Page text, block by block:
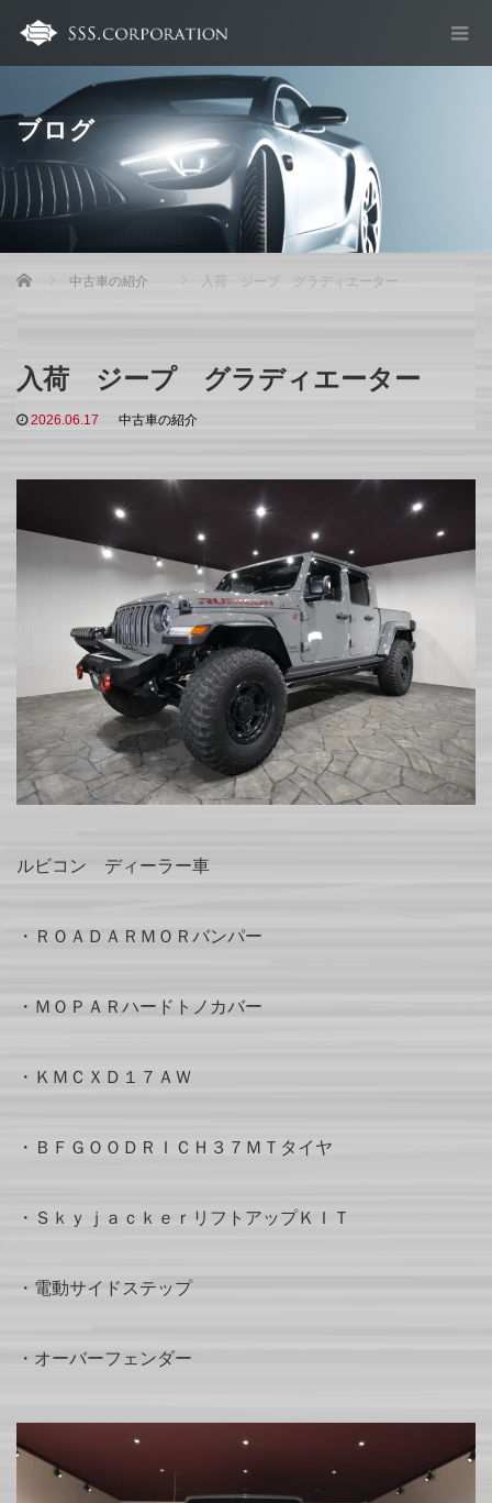
ブログ
Home 中古車の紹介 入荷 ジープ グラディエーター
入荷 ジープ グラディエーター
2026.06.17 中古車の紹介
ルビコン ディーラー車
・ＲＯＡＤＡＲＭＯＲバンパー
・ＭＯＰＡＲハードトノカバー
・ＫＭＣＸＤ１７ＡＷ
・ＢＦＧＯＯＤＲＩＣＨ３７ＭＴタイヤ
・ＳｋｙｊａｃｋｅｒリフトアップＫＩＴ
・電動サイドステップ
・オーバーフェンダー